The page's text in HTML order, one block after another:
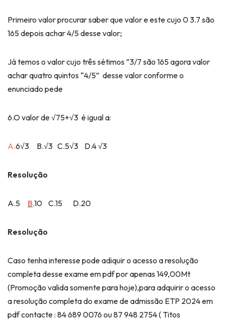
Primeiro valor procurar saber que valor e este cujo 0 3.7 são
165 depois achar 4/5 desse valor;
Já temos o valor cujo três sétimos ”3/7 são 165 agora valor
achar quatro quintos “4/5” desse valor conforme o
enunciado pede
6.O valor de √75+√3 é igual a:
A.6√3 B.√3 C.5√3 D.4 √3
Resolução
A.5 B.10 C.15 D.20
Resolução
Caso tenha interesse pode adiquir o acesso a resolução
completa desse exame em pdf por apenas 149,00Mt
(Promoção valida somente para hoje),para adquirir o acesso
a resolução completa do exame de admissão ETP 2024 em
pdf contacte : 84 689 0076 ou 87 948 2754 ( Titos